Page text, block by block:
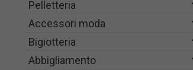
Pelletteria
Accessori moda
Bigiotteria
Abbigliamento